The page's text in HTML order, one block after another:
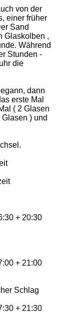
von der
einer früher
Sand
Glaskolben ,
Während
Stunden -
die
dann
erste Mal
( 2 Glasen
) und
+ 20:30
+ 21:00
Schlag
+ 21:30